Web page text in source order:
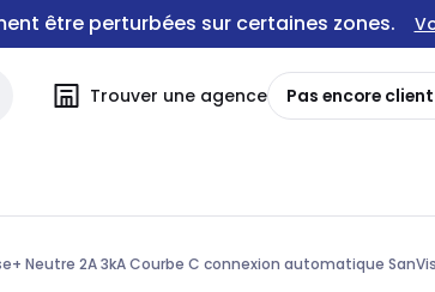
être perturbées sur certaines zones.
Trouver une agence Pas encore client
Neutre 2A 3kA Courbe C connexion automatique